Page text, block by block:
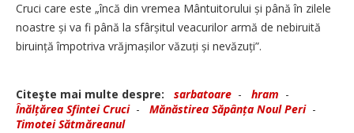
Cruci care este „încă din vremea Mântuitorului și până în zilele
noastre și va fi până la sfârșitul veacurilor armă de nebiruită
biruință împotriva vrăjmașilor vă­­zuți și nevăzuți”.
Citeşte mai multe despre: sarbatoare - hram -
Înălțărea Sfintei Cruci- Mănăstirea Săpânța Noul Peri-
Timotei Sătmăreanul